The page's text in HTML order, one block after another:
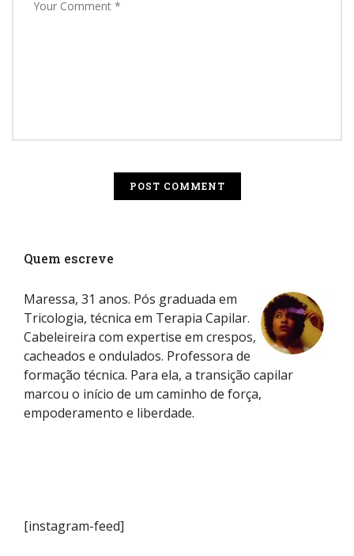
Quem escreve
Maressa, 31 anos. Pós graduada em
Tricologia, técnica em Terapia Capilar.
Cabeleireira com expertise em crespos,
cacheados e ondulados. Professora de
formação técnica. Para ela, a transição capilar
marcou o início de um caminho de força,
empoderamento e liberdade.
[instagram-feed]